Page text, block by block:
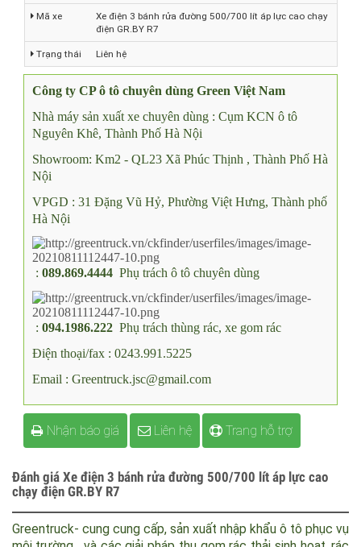
Hãng xe Xe điện rửa đường áp lực cao - Street Washer
Xe điện 3 bánh rửa đường 500/700 lít áp lực cao chạy
Công ty CP ô tô chuyên dùng Green Việt Nam
Nhà máy sản xuất xe chuyên dùng : Cụm KCN ô tô
Nguyên Khê, Thành Phố Hà Nội
Showroom: Km2 - QL23 Xã Phúc Thịnh , Thành Phố Hà
Nội
VPGD : 31 Đặng Vũ Hỷ, Phường Việt Hưng, Thành phố
Hà Nội
:089.869.4444Phụ trách ô tô chuyên dùng
:094.1986.222Phụ trách thùng rác, xe gom rác
Điện thoại/fax : 0243.991.5225
Email : Greentruck.jsc@gmail.com
Đánh giá Xe điện 3 bánh rửa đường 500/700 lít áp lực cao
chạy điện GR.BY R7